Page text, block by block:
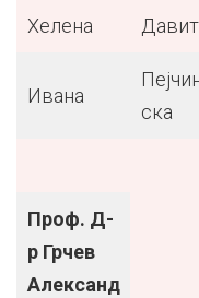
Хелена
Ивана
ска
Проф. Д-
р Грчев
Александ